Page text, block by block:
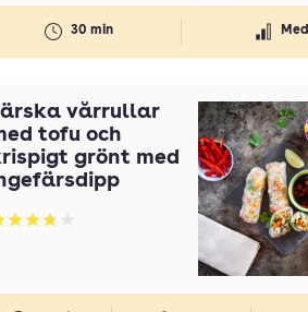
30 min
vårrullar
tofu och
grönt med
3.78 av 5